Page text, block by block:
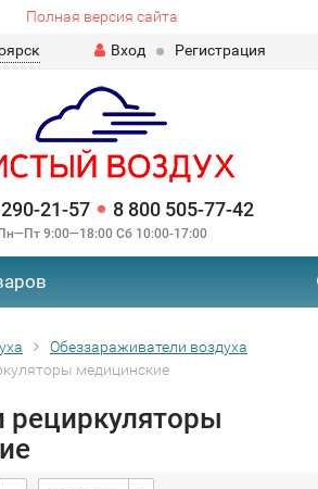
Полная версия сайта
Вход Регистрация
21-57 8 800 505-77-42
Пн—Пт 9:00—18:00 Сб 10:00-17:00
Обеззараживатели воздуха
медицинские
рециркуляторы